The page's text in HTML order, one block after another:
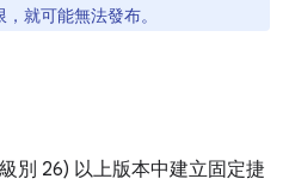
就可能無法發布。
別 26) 以上版本中建立固定捷